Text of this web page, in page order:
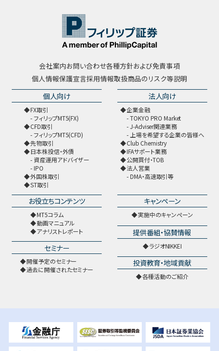
会社案内お問い合わせ各種方針および免責事項
個人情報保護宣言採用情報取扱商品のリスク等説明
個人向け
FX取引
フィリップMT5(FX)
CFD取引
フィリップMT5(CFD)
先物取引
日本株投信・外債
資産運用アドバイザー
IPO
外国株取引
ST取引
法人向け
企業金融
TOKYO PRO Market
J-Adviser関連業務
上場を希望する企業の皆様へ
Club Chemistry
IFAサポート業務
公開買付・TOB
法人営業
DMA・高速取引等
お役立ちコンテンツ
MT5コラム
動画マニュアル
アナリストレポート
セミナー
開催予定のセミナー
過去に開催されたセミナー
キャンペーン
実施中のキャンペーン
提供番組・協賛情報
ラジオNIKKEI
投資教育・地域貢献
各種活動のご紹介